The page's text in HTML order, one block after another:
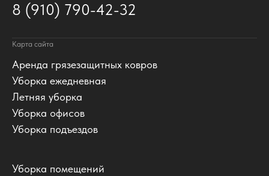
8 (910) 790-42-32
Карта сайта
Аренда грязезащитных ковров
Уборка ежедневная
Летняя уборка
Уборка офисов
Уборка подъездов
Уборка помещений